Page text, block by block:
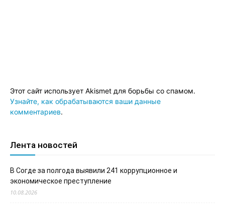
Этот сайт использует Akismet для борьбы со спамом.
Узнайте, как обрабатываются ваши данные
комментариев.
Лента новостей
В Согде за полгода выявили 241 коррупционное и
экономическое преступление
10.08.2026